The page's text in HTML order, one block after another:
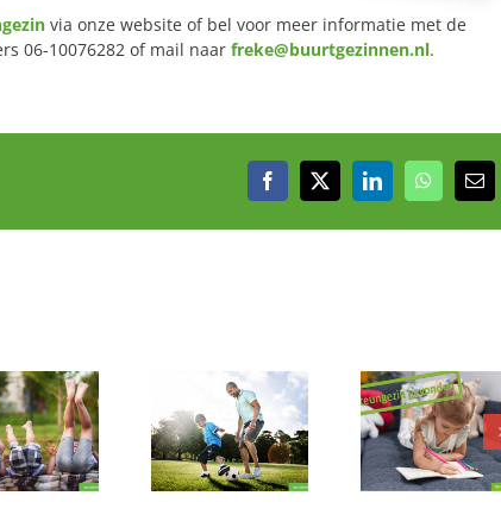
via onze website of bel voor meer informatie met de
06-10076282 of mail naar freke@buurtgezinnen.nl.
Facebook
X LinkedIn
E-
Mag ik eventjes
bij jou?
Wie wil er
dansen en
kleuren met
deze gezellige
meid?
Mag
jullie een